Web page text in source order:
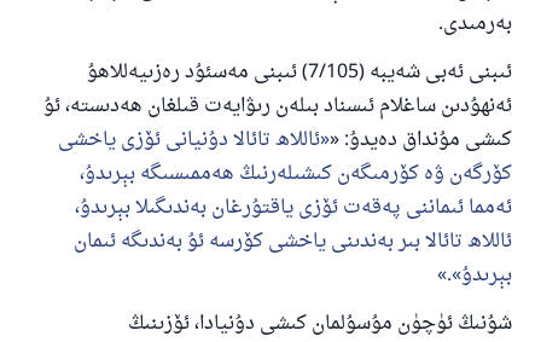
بەرمىدى.
ئىبنى ئەبى شەيبە (7/105) ئىبنى مەسئۇد رەزىيەللاھۇ
ئەنھۇدىن ساغلام ئىسناد بىلەن رىۋايەت قىلغان ھەدىستە، ئۇ
كىشى مۇنداق دەيدۇ: « ئاللاھ تائالا دۇنيانى ئۆزى ياخشى
كۆرگەن ۋە كۆرمىگەن كىشىلەرنىڭ ھەممىسىگە بېرىدۇ،
ئەمما ئىماننى پەقەت ئۆزى ياقتۇرغان بەندىگىلا بېرىدۇ،
ئاللاھ تائالا بىر بەندىنى ياخشى كۆرسە ئۇ بەندىگە ئىمان
بېرىدۇ».
شۇنىڭ ئۈچۈن مۇسۇلمان كىشى دۇنيادا، ئۆزىنىڭ
110845 - نومۇرلۇق سوئالنىڭ جاۋابى
ئائىلىنى ساقلاپ قالدى
ئۇممەتكە جاۋاپ بېرىشىمىزگە ياردەم قىلىڭ
پەيغەمبەرئەلەيھىسسالام مۇنداق دېگەن:
ياخشىلىققا باشلارپ قويغان كىشى قىلغۇچىغا